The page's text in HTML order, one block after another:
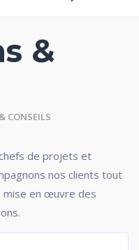
&
CONSEILS
de projets et
nos clients tout
mise en œuvre des